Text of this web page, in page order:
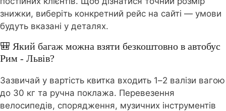
знижки, виберіть конкретний рейс на сайті — умови
будуть вказані у деталях.
🎒 Який багаж можна взяти безкоштовно в автобус
Рим - Львів?
Зазвичай у вартість квитка входить 1–2 валізи вагою
до 30 кг та ручна поклажа. Перевезення
велосипедів, спорядження, музичних інструментів